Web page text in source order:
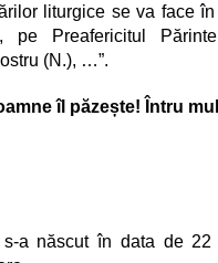
liturgice se va face în
Preafericitul
(N.), …”.
îl păzește! Întru
s-a născut în data de